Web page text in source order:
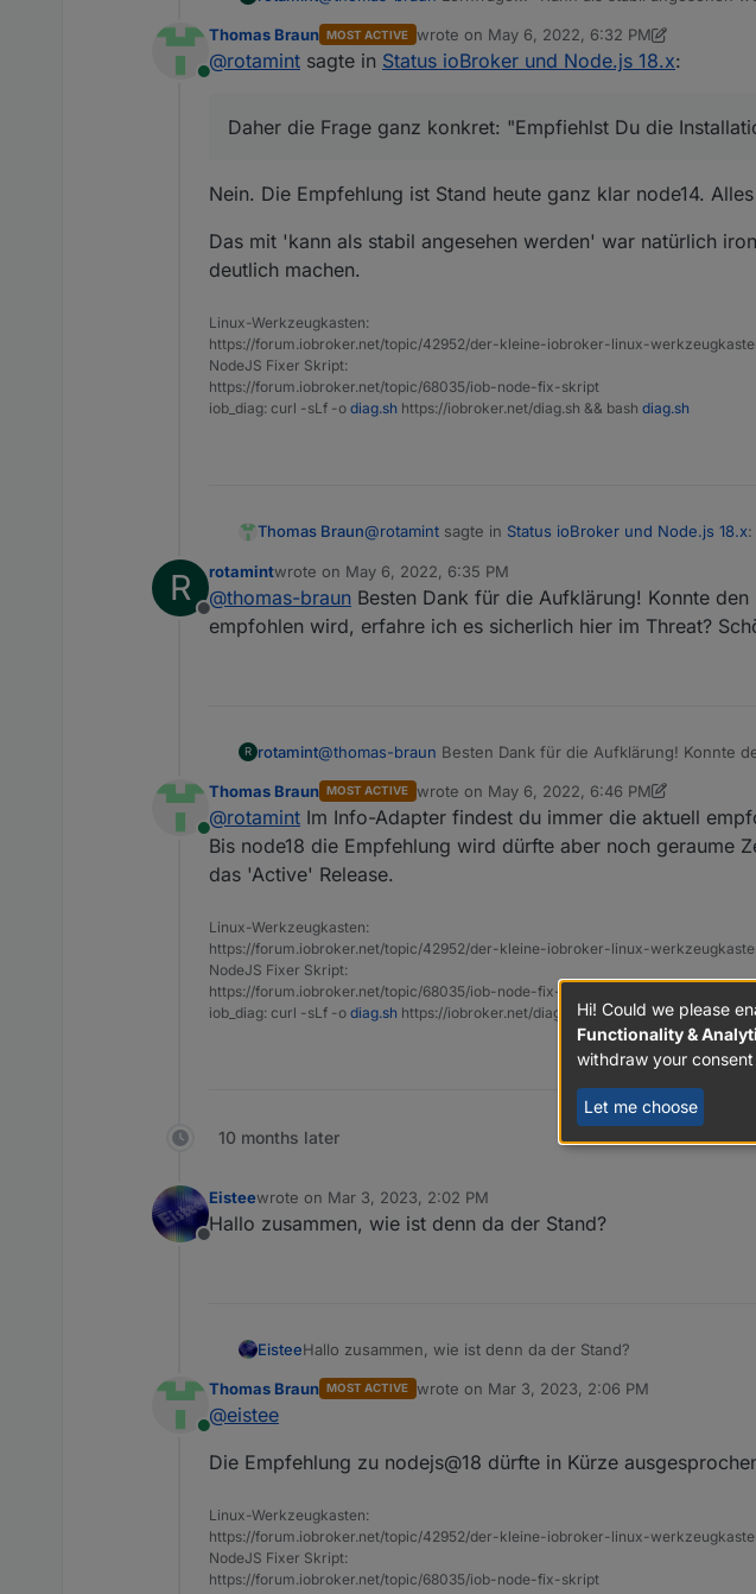
Werkzeugkasten" mitgenommen, dass "never touch a
Frage ganz konkret: "Empfiehlst Du die Installation von
Neugierige Grüße. Stefan.
Online
Thomas Braun MOST ACTIVE wrote on May 6, 2022, 6:32 PM
last edited by Thomas BraunMay 6, 2022,
@rotamint sagte in Status ioBroker und Node.js 18.x:
Daher die Frage ganz konkret: "Empfiehlst Du die
Nein. Die Empfehlung ist Stand heute ganz klar node14.
Das mit 'kann als stabil angesehen werden' war natürlich
deutlich machen.
Linux-Werkzeugkasten:
https://forum.iobroker.net/topic/42952/der-kleine-iobroker-linux-
NodeJS Fixer Skript:
https://forum.iobroker.net/topic/68035/iob-node-fix-skript
iob_diag: curl -sLf -o diag.sh https://iobroker.net/diag.sh && bash diag.sh
Thomas Braun@rotamint sagte in Status ioBroker und Node.js 18.x:
Daher die Frage ganz konkret: "Empfiehlst Du die
R
Offline
rotamintwrote on May 6, 2022, 6:35 PM
last edited by
@thomas-braun Besten Dank für die Aufklärung! Konnte
empfohlen wird, erfahre ich es sicherlich hier im Threat?
R rotamint@thomas-braun Besten Dank für die Aufklärung! Konnte
Online
Thomas Braun MOST ACTIVE wrote on May 6, 2022, 6:46 PM
last edited by Thomas BraunMay 6, 2022,
@rotamint Im Info-Adapter findest du immer die aktuell
Bis node18 die Empfehlung wird dürfte aber noch geraume
das 'Active' Release.
Linux-Werkzeugkasten:
https://forum.iobroker.net/topic/42952/der-kleine-iobroker-linux-
NodeJS Fixer Skript:
https://forum.iobroker.net/topic/68035/iob-node-fix-skript
iob_diag: curl -sLf -o diag.sh https://iobroker.net/diag.sh && bashdiag.sh
10 months later
Offline
Eisteewrote on Mar 3, 2023, 2:02 PM
last edited by
Hallo zusammen, wie ist denn da der Stand?
EisteeHallo zusammen, wie ist denn da der Stand?
Online
Thomas Braun MOST ACTIVE wrote on Mar 3, 2023, 2:06 PM
last edited by
@eistee
Die Empfehlung zu nodejs@18 dürfte in Kürze
Linux-Werkzeugkasten:
https://forum.iobroker.net/topic/42952/der-kleine-iobroker-linux-
NodeJS Fixer Skript:
https://forum.iobroker.net/topic/68035/iob-node-fix-skript
Hi! Could we please
Functionality &
withdraw your consent
Let me choose